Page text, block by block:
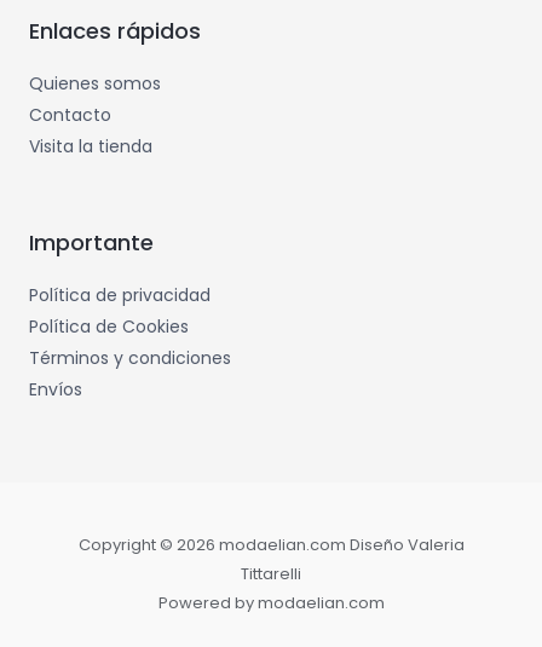
Enlaces rápidos
Quienes somos
Contacto
Visita la tienda
Importante
Política de privacidad
Política de Cookies
Términos y condiciones
Envíos
Copyright © 2026 modaelian.com Diseño Valeria
Tittarelli
Powered by modaelian.com